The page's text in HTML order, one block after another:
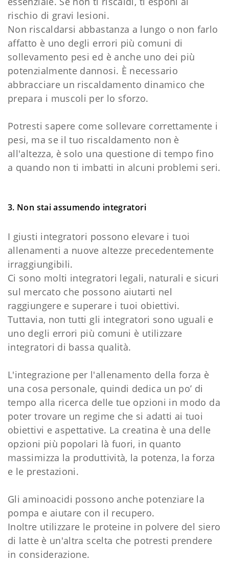
rischio di gravi lesioni.
Non riscaldarsi abbastanza a lungo o non farlo
affatto è uno degli errori più comuni di
sollevamento pesi ed è anche uno dei più
potenzialmente dannosi. È necessario
abbracciare un riscaldamento dinamico che
prepara i muscoli per lo sforzo.
Potresti sapere come sollevare correttamente i
pesi, ma se il tuo riscaldamento non è
all'altezza, è solo una questione di tempo fino
a quando non ti imbatti in alcuni problemi seri.
3. Non stai assumendo integratori
I giusti integratori possono elevare i tuoi
allenamenti a nuove altezze precedentemente
irraggiungibili.
Ci sono molti integratori legali, naturali e sicuri
sul mercato che possono aiutarti nel
raggiungere e superare i tuoi obiettivi.
Tuttavia, non tutti gli integratori sono uguali e
uno degli errori più comuni è utilizzare
integratori di bassa qualità.
L'integrazione per l'allenamento della forza è
una cosa personale, quindi dedica un po’ di
tempo alla ricerca delle tue opzioni in modo da
poter trovare un regime che si adatti ai tuoi
obiettivi e aspettative. La creatina è una delle
opzioni più popolari là fuori, in quanto
massimizza la produttività, la potenza, la forza
e le prestazioni.
Gli aminoacidi possono anche potenziare la
pompa e aiutare con il recupero.
Inoltre utilizzare le proteine in polvere del siero
di latte è un'altra scelta che potresti prendere
in considerazione.